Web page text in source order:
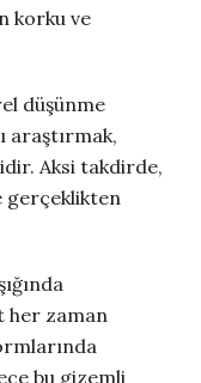
korku ve
düşünme
araştırmak,
Aksi takdirde,
gerçeklikten
her zaman
bu gizemli